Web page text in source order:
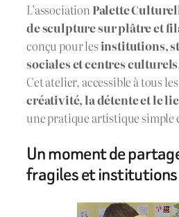
L’association Palette
de sculpture sur plâtre et
conçu pour lesinstitutions,
sociales et centres culturels
Cet atelier, accessible à tous
créativité, la détente et le
une pratique artistique simple
Un moment de
fragiles et institutions